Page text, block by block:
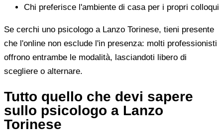
Chi preferisce l'ambiente di casa per i propri colloqui
Se cerchi uno psicologo a Lanzo Torinese, tieni presente
che l'online non esclude l'in presenza: molti professionisti
offrono entrambe le modalità, lasciandoti libero di
scegliere o alternare.
Tutto quello che devi sapere
sullo psicologo a Lanzo
Torinese